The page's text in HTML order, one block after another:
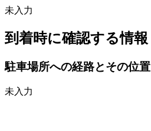
未入力
到着時に確認する情報
駐車場所への経路とその位置
未入力